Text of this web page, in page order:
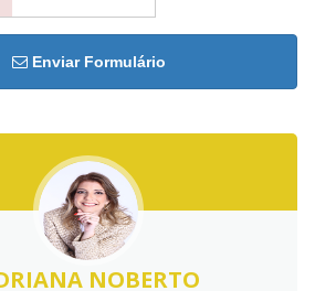
Enviar Formulário
NOBERTO